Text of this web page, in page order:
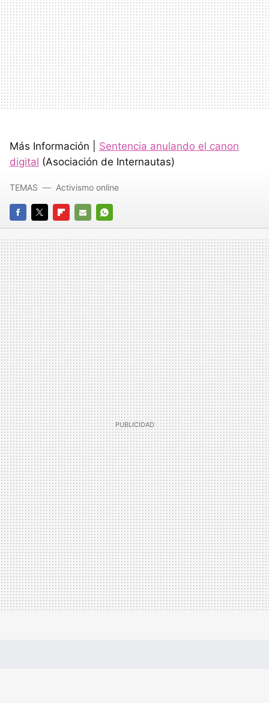
Más Información | Sentencia anulando el canon
digital (Asociación de Internautas)
FACEBOOK
TWITTERFLIPBOARD
E-
MAIL
WHATSAPP
TEMAS Activismo online